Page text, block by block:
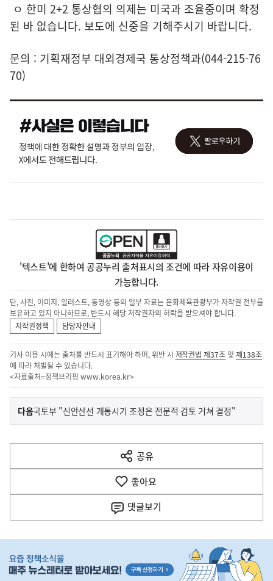
ㅇ 한미 2+2 통상협의 의제는 미국과 조율중이며 확정
된 바 없습니다. 보도에 신중을 기해주시기 바랍니다.
문의 : 기획재정부 대외경제국 통상정책과(044-215-76
70)
'텍스트'에 한하여 공공누리 출처표시의 조건에 따라 자유이용이
가능합니다.
단, 사진, 이미지, 일러스트, 동영상 등의 일부 자료는 문화체육관광부가 저작권 전부를
보유하고 있지 아니하므로, 반드시 해당 저작권자의 허락을 받으셔야 합니다.
저작권정책
담당자안내
기사 이용 시에는 출처를 반드시 표기해야 하며, 위반 시 저작권법 제37조 및제138조
에 따라 처벌될 수 있습니다.
<자료출처=정책브리핑 www.korea.kr>
이
전
다
음
다음기
사
국토부 "신안산선 개통시기 조정은 전문적 검토 거쳐 결정"
공유
열
기
좋아요
댓글보기
단